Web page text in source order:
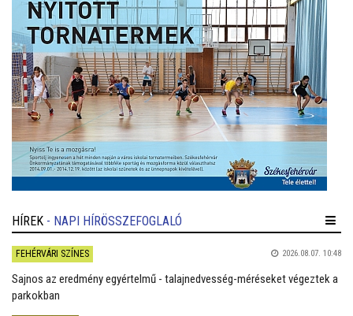
HÍREK - NAPI HÍRÖSSZEFOGLALÓ
FEHÉRVÁRI SZÍNES 2026.08.07. 10:48
Sajnos az eredmény egyértelmű - talajnedvesség-méréseket végeztek a
parkokban